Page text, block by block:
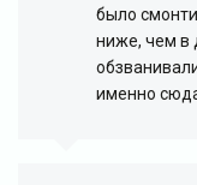
было
ниже, чем в
именно